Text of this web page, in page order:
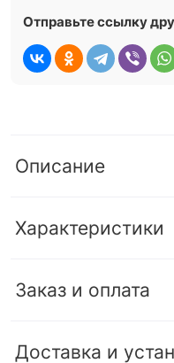
Отправьте ссылку
Описание
Характеристики
Заказ и оплата
Доставка и